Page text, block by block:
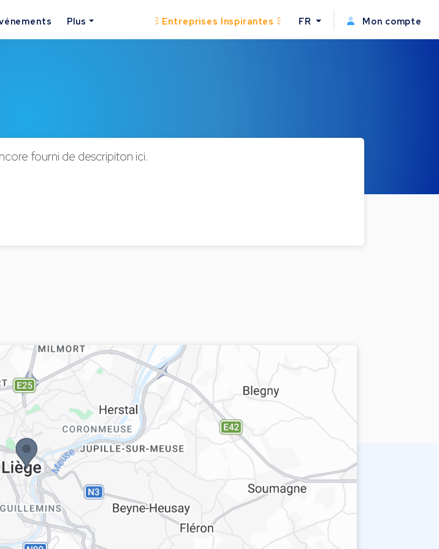
Plus Entreprises Inspirantes FR Mon compte
fourni de descripiton ici.